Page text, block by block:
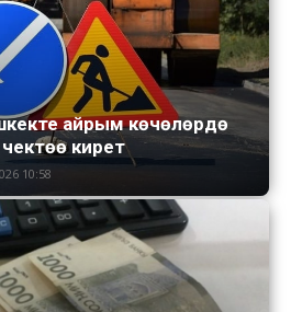
айрым көчөлөрдө
кирет
10:58